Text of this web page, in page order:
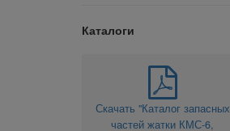
Каталоги
Скачать "Каталог запасных
частей жатки КМС-6,